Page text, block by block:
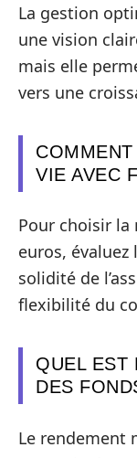
La gestion
une vision
mais elle
vers une
VIE AVEC
Pour choisir la
euros,
solidité de
flexibilité du
QUEL EST
DES
Le rendement